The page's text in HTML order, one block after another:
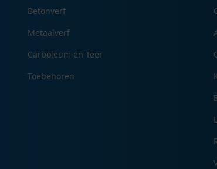
Betonverf
Metaalverf
Carboleum en Teer
Toebehoren